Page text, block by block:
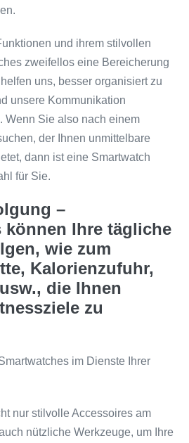
und ihrem stilvollen
zweifellos eine Bereicherung
uns, besser organisiert zu
unsere Kommunikation
Wenn Sie also nach einem
der Ihnen unmittelbare
dann ist eine Smartwatch
für Sie.
–
können Ihre tägliche
wie zum
Kalorienzufuhr,
die Ihnen
zu
im Dienste Ihrer
nur stilvolle Accessoires am
nützliche Werkzeuge, um Ihre